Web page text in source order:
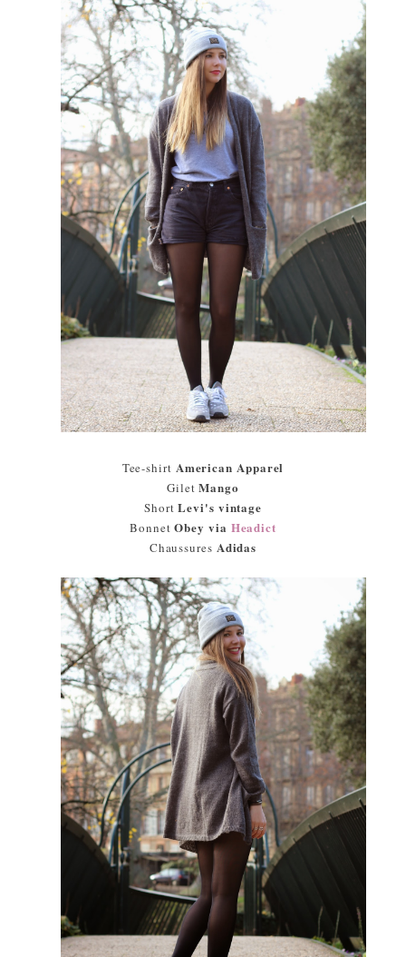
Tee-shirt American Apparel
GiletMango
ShortLevi's vintage
Bonnet Obey via Headict
Chaussures Adidas